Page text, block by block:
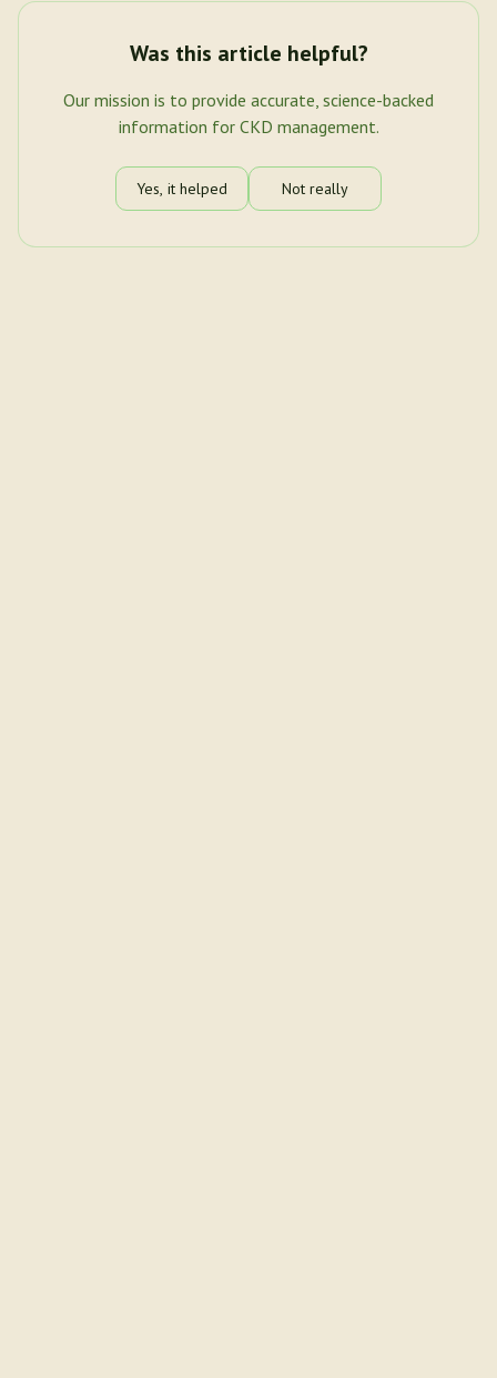
Was this article helpful?
Our mission is to provide accurate, science-backed
information for CKD management.
Yes, it helped Not really